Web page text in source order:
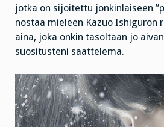
jotka on sijoitettu jonkinlaiseen
nostaa mieleen Kazuo Ishiguron
aina, joka onkin tasoltaan jo
suositusteni saattelema.